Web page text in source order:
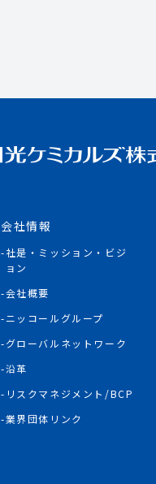
会社情報
社是・ミッション・ビジ
ョン
会社概要
ニッコールグループ
グローバルネットワーク
沿革
リスクマネジメント/BCP
業界団体リンク